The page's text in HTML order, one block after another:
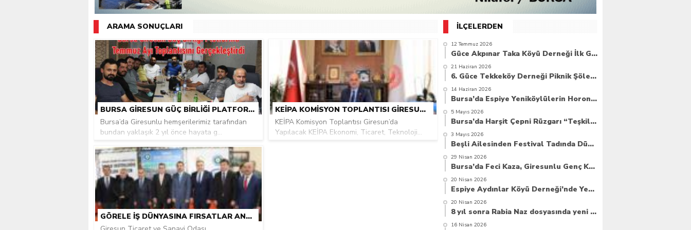
ARAMA SONUÇLARI
BURSA GIRESUN GÜÇ BIRLIĞI PLATFORMU TEMMUZ AYI TOPLANTISINI GERÇEKLEŞTIRDI
Bursa’da Giresunlu hemşerilerimiz tarafından
bundan yaklaşık 2 yıl önce hayata g...
KEİPA KOMISYON TOPLANTISI GIRESUN’DA YAPILACAK
KEİPA Komisyon Toplantısı Giresun’da
Yapılacak KEİPA Ekonomi, Ticaret, Teknoloji...
GÖRELE İŞ DÜNYASINA FIRSATLAR ANLATILDI
İLÇELERDEN
12 Temmuz 2026
Güce Akpınar Taka Köyü Derneği İlk Genel Kurulunu Gerçekleştirdi
21 Haziran 2026
6. Güce Tekkeköy Derneği Piknik Şöleni Yoğun Katılımla Gerçekleşti
14 Haziran 2026
Bursa’da Espiye Yeniköylülerin Horonla Başlayan Piknik Şöleni, Geleceğe Atılan Temellerle Taçlandı
5 Mayıs 2026
Bursa’da Harşit Çepni Rüzgarı “Teşkilat Merkezi Coşkuyla Açıldı”
3 Mayıs 2026
Beşli Ailesinden Festival Tadında Düğün Cemiyeti
29 Nisan 2026
Bursa’da Feci Kaza, Giresunlu Genç Kaza Kurbanı Oldu
20 Nisan 2026
Espiye Aydınlar Köyü Derneği’nde Yeni Dönem: Genç Yönetim Göreve Başladı
20 Nisan 2026
8 yıl sonra Rabia Naz dosyasında yeni umut
16 Nisan 2026